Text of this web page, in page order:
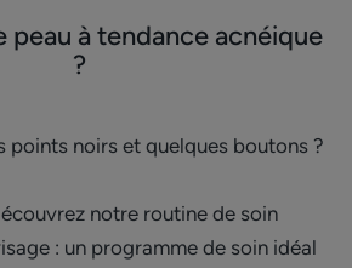
peau à tendance acnéique
?
points noirs et quelques boutons ?
notre routine de soin
: un programme de soin idéal